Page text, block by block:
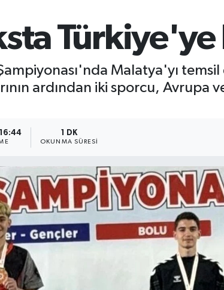
Malatya'yı
ardından iki sporcu, Avrupa
1 DK
OKUNMA SÜRESI